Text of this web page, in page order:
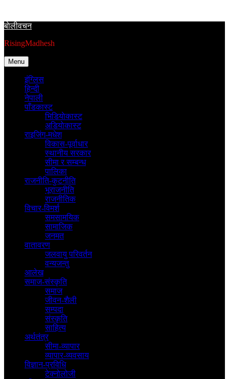
content
बाेलीवचन
RisingMadhesh
Menu
इंग्लिस
हिन्दी
नेपाली
पाँडकास्ट
भिडियाेकास्ट
अडियाेकास्ट
राइजिंग-मधेश
विकास-पूर्वाधार
स्थानीय सरकार
सीमा र सम्बन्ध
पालिका
राजनीति-कुटनीति
भूराजनीति
राजनीतिक
विचार-विमर्श
समसामयिक
सामाजिक
जनमत
वातावरण
जलवायु परिवर्तन
वन्यजन्तु
आलेख
समाज-संस्कृति
समाज
जीवन-शैली
सम्पदा
संस्कृति
साहित्य
अर्थतंत्र
सीमा-व्यापार
व्यापार-व्यवसाय
विज्ञान-प्रविधि
टेक्नोलोजी